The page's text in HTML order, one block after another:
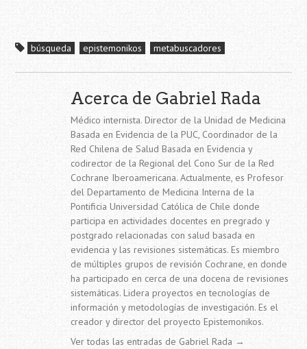
búsqueda epistemonikos metabuscadores
Acerca de Gabriel Rada
Médico internista. Director de la Unidad de Medicina
Basada en Evidencia de la PUC, Coordinador de la
Red Chilena de Salud Basada en Evidencia y
codirector de la Regional del Cono Sur de la Red
Cochrane Iberoamericana. Actualmente, es Profesor
del Departamento de Medicina Interna de la
Pontificia Universidad Católica de Chile donde
participa en actividades docentes en pregrado y
postgrado relacionadas con salud basada en
evidencia y las revisiones sistemáticas. Es miembro
de múltiples grupos de revisión Cochrane, en donde
ha participado en cerca de una docena de revisiones
sistemáticas. Lidera proyectos en tecnologías de
información y metodologías de investigación. Es el
creador y director del proyecto Epistemonikos.
Ver todas las entradas de Gabriel Rada →